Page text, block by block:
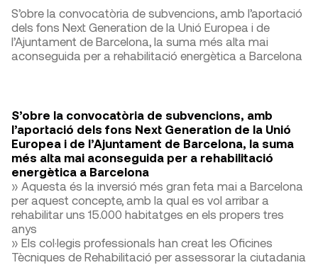
S’obre la convocatòria de subvencions, amb l’aportació
dels fons Next Generation de la Unió Europea i de
l’Ajuntament de Barcelona, la suma més alta mai
aconseguida per a rehabilitació energètica a Barcelona
S’obre la convocatòria de subvencions, amb
l’aportació dels fons Next Generation de la Unió
Europea i de l’Ajuntament de Barcelona, la suma
més alta mai aconseguida per a rehabilitació
energètica a Barcelona
» Aquesta és la inversió més gran feta mai a Barcelona
per aquest concepte, amb la qual es vol arribar a
rehabilitar uns 15.000 habitatges en els propers tres
anys
» Els col·legis professionals han creat les Oficines
Tècniques de Rehabilitació per assessorar la ciutadania